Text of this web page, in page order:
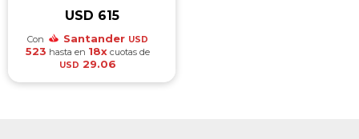
USD 615
Con Santander USD
523 hasta en 18x cuotas de
USD 29.06